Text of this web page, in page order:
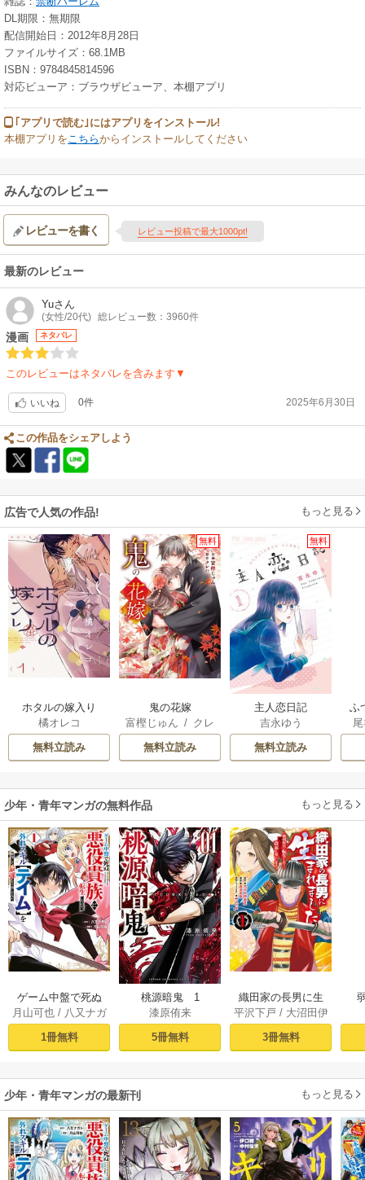
DL期限：無期限
配信開始日：2012年8月28日
ファイルサイズ：68.1MB
ISBN：9784845814596
対応ビューア：ブラウザビューア、本棚アプリ
｢アプリで読む｣にはアプリをインストール!
本棚アプリをこちらからインストールしてください
みんなのレビュー
レビューを書く レビュー投稿で最大1000pt!
最新のレビュー
Yuさん
(女性/20代) 総レビュー数：3960件
漫画 ネタバレ
このレビューはネタバレを含みます▼
いいね 0件 2025年6月30日
この作品をシェアしよう
広告で人気の作品! もっと見る
ホタルの嫁入り
橘オレコ
無料立読み
無料
鬼の花嫁
富樫じゅん / クレ
ハ
無料立読み
無料
主人恋日記
吉永ゆう
無料立読み
ふ
少年・青年マンガの無料作品 もっと見る
ゲーム中盤で死ぬ
悪役貴族に転生し
たので、外れスキ
ル【テイム】を駆
してみた（１）
月山可也/ 八又ナガ
ト
1冊無料
桃源暗鬼 1
漆原侑来
5冊無料
織田家の長男に生
まれました～戦国
時代に転生したけ
ど、死にたくない
ます～ 1
平沢下戸 / 大沼田伊
/逸見兎歌
3冊無料
少年・青年マンガの最新刊 もっと見る